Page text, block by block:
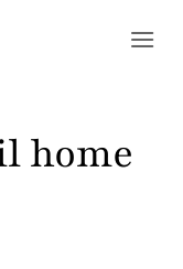
home